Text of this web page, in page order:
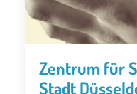
Zentrum für
Stadt